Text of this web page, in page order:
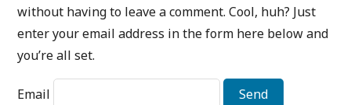
without having to leave a comment. Cool, huh? Just
enter your email address in the form here below and
you’re all set.
Email